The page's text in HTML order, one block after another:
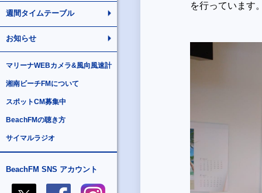
週間タイムテーブル
お知らせ
マリーナWEBカメラ&風向風速計
湘南ビーチFMについて
スポットCM募集中
BeachFMの聴き方
サイマルラジオ
BeachFM SNS アカウント
を行っています